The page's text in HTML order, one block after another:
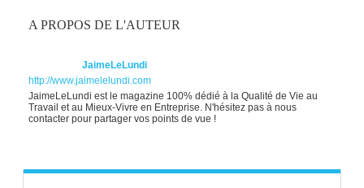
A PROPOS DE L'AUTEUR
JaimeLeLundi
http://www.jaimelelundi.com
JaimeLeLundi est le magazine 100% dédié à la Qualité de Vie au
Travail et au Mieux-Vivre en Entreprise. N'hésitez pas à nous
contacter pour partager vos points de vue !